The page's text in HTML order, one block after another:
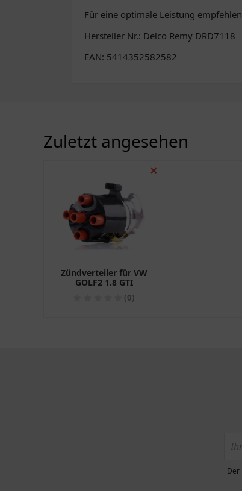
Für eine optimale Leistung
Hersteller Nr.: Delco Remy DRD7118
EAN: 5414352582582
Zuletzt angesehen
❌
Zündverteiler für VW
GOLF2 1.8 GTI
(0)
Der